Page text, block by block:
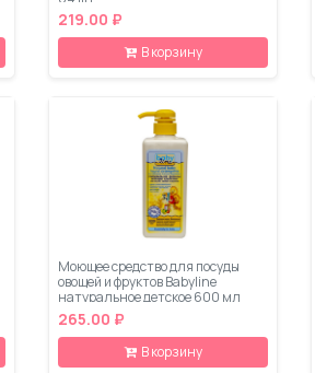
219.00 ₽
В корзину
Моющее средство для посуды
овощей и фруктов Babyline
натуральное детское 600 мл
265.00 ₽
В корзину